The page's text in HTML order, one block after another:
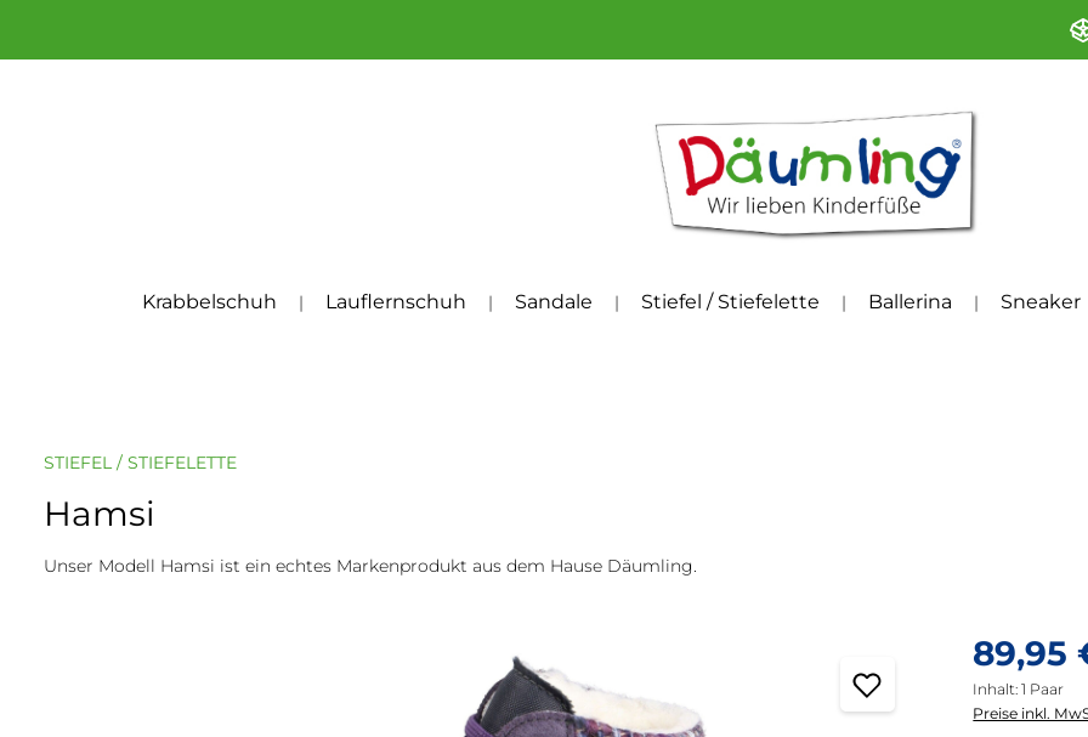
Krabbelschuh Lauflernschuh Sandale Stiefel / Stiefelette Ballerina Sneaker
STIEFEL / STIEFELETTE
Hamsi
Unser Modell Hamsi ist ein echtes Markenprodukt aus dem Hause Däumling.
Regulärer
89,95
Inhalt:1 Paar
Preise inkl.